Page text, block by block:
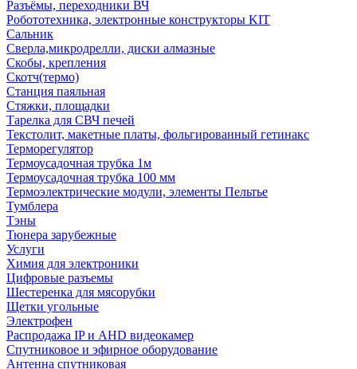
Разъёмы, переходники ВЧ
Робототехника, электронные конструкторы KIT
Сальник
Сверла,микродрелли, диски алмазные
Скобы, крепления
Скотч(термо)
Станция паяльная
Стяжки, площадки
Тарелка для СВЧ печей
Текстолит, макетные платы, фольгированный гетинакс
Терморегулятор
Термоусадочная трубка 1м
Термоусадочная трубка 100 мм
Термоэлектрические модули, элементы Пельтье
Тумблера
Тэны
Тюнера зарубежные
Услуги
Химия для электроники
Цифровые разъемы
Шестеренка для мясорубки
Щетки угольные
Электрофен
Распродажа IP и AHD видеокамер
Спутниковое и эфирное оборудование
Антенна спутниковая